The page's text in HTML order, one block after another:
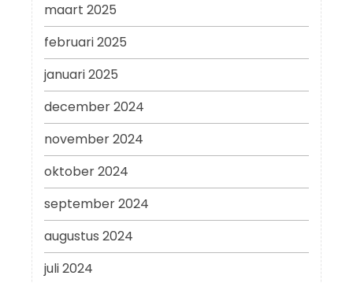
maart 2025
februari 2025
januari 2025
december 2024
november 2024
oktober 2024
september 2024
augustus 2024
juli 2024